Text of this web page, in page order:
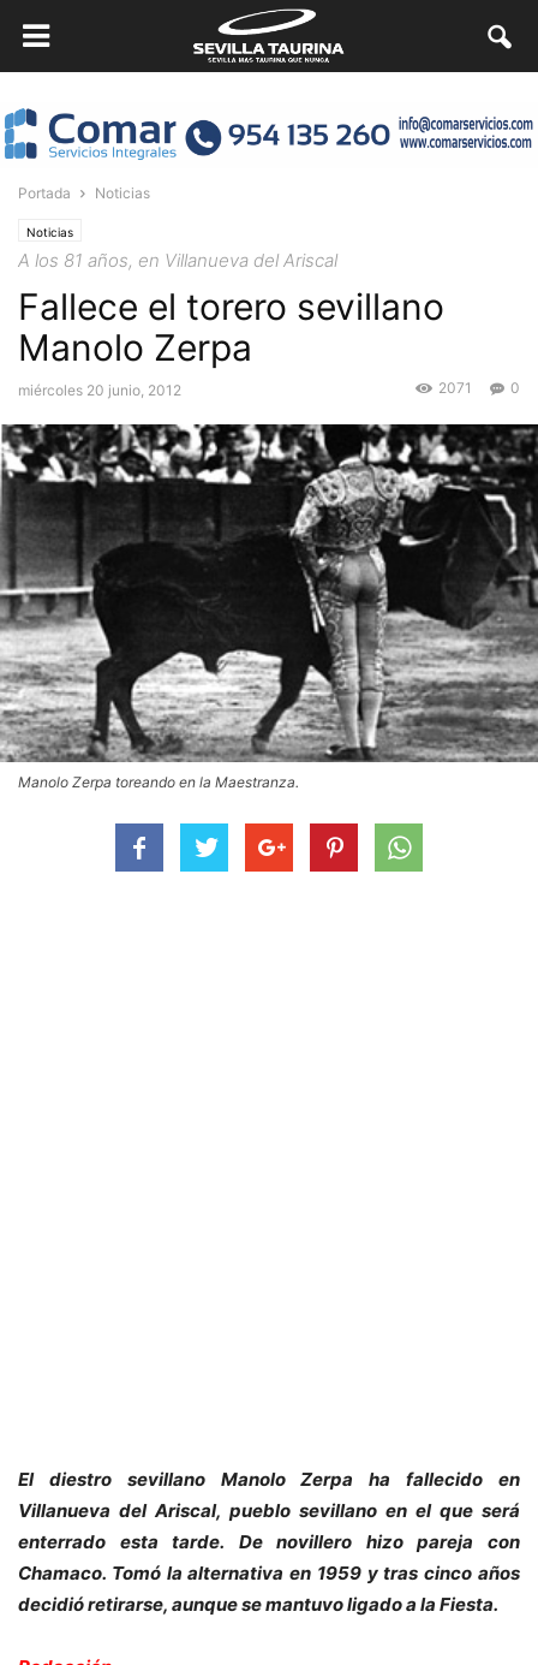
Portada Noticias
Noticias
A los 81 años, en Villanueva del Ariscal
Fallece el torero sevillano
Manolo Zerpa
miércoles 20 junio, 2012 0
2071
Manolo Zerpa toreando en la Maestranza.
El diestro sevillano Manolo Zerpa ha fallecido en
Villanueva del Ariscal, pueblo sevillano en el que será
enterrado esta tarde. De novillero hizo pareja con
Chamaco. Tomó la alternativa en 1959 y tras cinco años
decidió retirarse, aunque se mantuvo ligado a la Fiesta.